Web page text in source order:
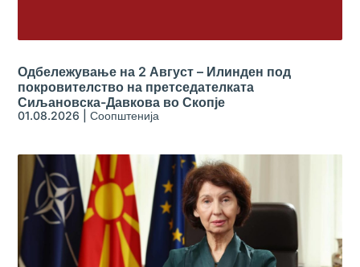
Одбележување на 2 Август – Илинден под
покровителство на претседателката
Сиљановска-Давкова во Скопје
01.08.2026 |Соопштенија